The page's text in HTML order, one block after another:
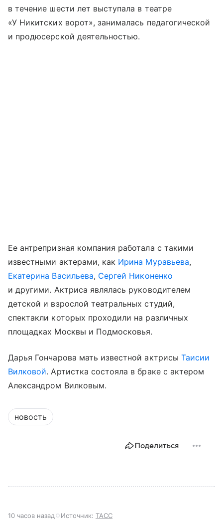
в течение шести лет выступала в театре
«У Никитских ворот», занималась педагогической
и продюсерской деятельностью.
Ее антрепризная компания работала с такими
известными актерами, как Ирина Муравьева,
Екатерина Васильева, Сергей Никоненко
и другими. Актриса являлась руководителем
детской и взрослой театральных студий,
спектакли которых проходили на различных
площадках Москвы и Подмосковья.
Дарья Гончарова мать известной актрисы Таисии
Вилковой. Артистка состояла в браке с актером
Александром Вилковым.
новость
Поделиться
10 часов назад Источник: ТАСС